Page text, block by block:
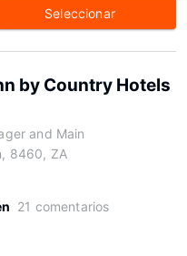
Seleccionar
by Country Hotels
and Main
8460, ZA
21 comentarios